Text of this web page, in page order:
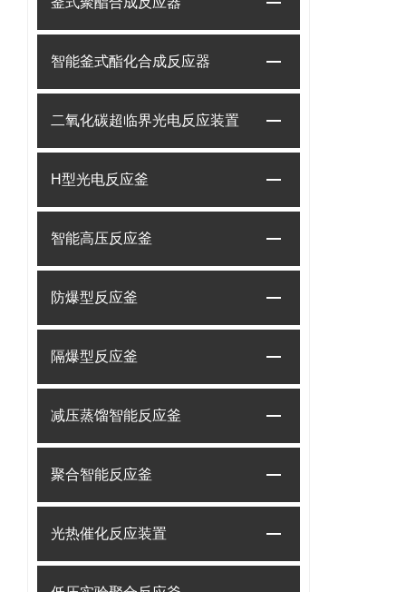
智能釜式酯化合成反应器
二氧化碳超临界光电反应装置
H型光电反应釜
智能高压反应釜
防爆型反应釜
隔爆型反应釜
减压蒸馏智能反应釜
聚合智能反应釜
光热催化反应装置